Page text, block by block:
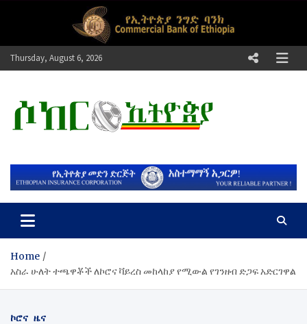
Thursday, August 6, 2026
ሶከር ኢትዮጵያ
Home
አስራ ሁለት ተጫዋቾች ለኮሮና ቫይረስ መከላከያ የሚውል የገንዘብ ድጋፍ አድርገዋል
ኮሮና ዜና